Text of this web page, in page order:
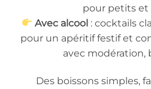
pour petits et
Avec alcool : cocktails
pour un apéritif festif et
avec modération,
Des boissons simples,